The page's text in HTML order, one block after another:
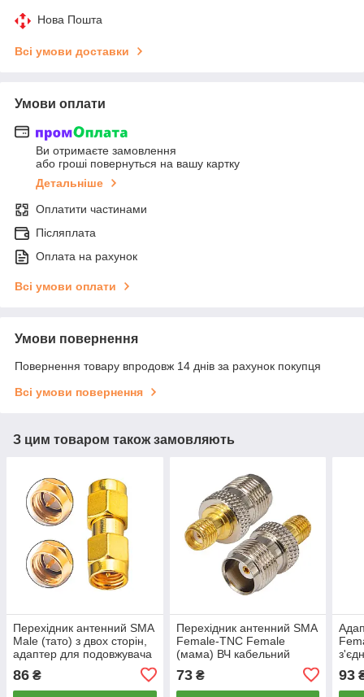
Нова Пошта
Всі умови доставки
Умови оплати
Ви отримаєте замовлення
або гроші повернуться на вашу картку
Детальніше
Оплатити частинами
Післяплата
Оплата на рахунок
Всі умови оплати
Умови повернення
Повернення товару впродовж 14 днів за рахунок покупця
Всі умови повернення
З цим товаром також замовляють
Перехідник антенний SMA
Male (тато) з двох сторін,
адаптер для подовжувача
антени роутера, модема
86 ₴
Перехідник антенний SMA
Female-TNC Female
(мама) ВЧ кабельний
антен коаксіальний
73₴ 93